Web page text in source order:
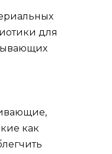
для
как